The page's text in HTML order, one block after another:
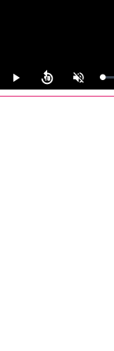
Play Unmute
0%